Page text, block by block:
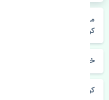
مشخصات فنی تیغه برف پاک
کولیوس 2017-2018 تایوان
خودروسازی رنو
کولیوس 2017-2018